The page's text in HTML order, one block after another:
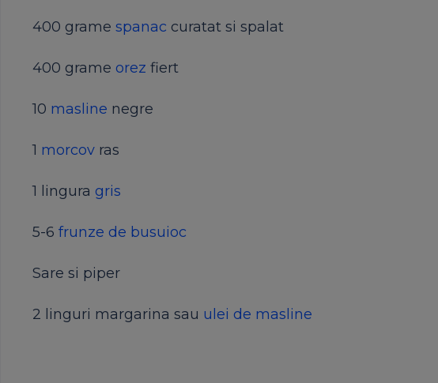
400 grame spanac curatat si spalat
400 grame orez fiert
10 masline negre
1 morcov ras
1 lingura gris
5-6 frunze de busuioc
Sare si piper
2 linguri margarina sau ulei de masline